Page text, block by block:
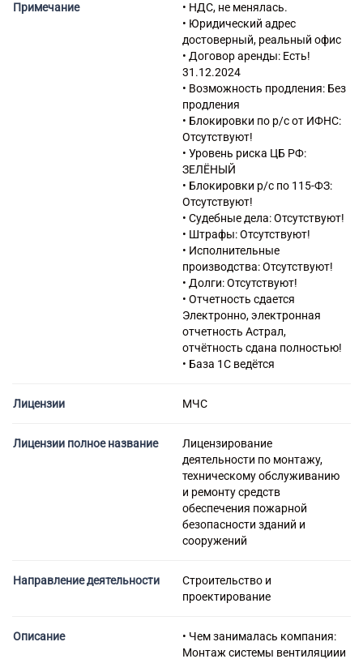
43.12.1 Расчистка территории
строительной площадки
43.12.3 Производство
земляных работ
43.21 Производство
электромонтажных работ
43.29 Производство прочих
строительно-монтажных
работ
43.31 Производство
штукатурных работ
43.33 Работы по устройству
покрытий полов и облицовке
стен
43.34.1 Производство
малярных работ
43.39 Производство прочих
отделочных и завершающих
работ
43.91 Производство
кровельных работ
43.99 Работы строительные
специализированные прочие,
группировки
43.99.2 Работы по установке
строительных лесов и
подмостей
43.99.3 Работы свайные и
работы по строительству
фундаментов
43.99.4 Работы бетонные и
43.99.5 Работы по монтажу
стальных строительных
кирпичные
Примечание
• НДС, не менялась.
• Юридический адрес
достоверный, реальный офис
• Договор аренды: Есть!
31.12.2024
• Возможность продления: Без
продления
• Блокировки по р/с от ИФНС:
Отсутствуют!
• Уровень риска ЦБ РФ:
ЗЕЛЁНЫЙ
• Блокировки р/с по 115-ФЗ:
Отсутствуют!
• Судебные дела: Отсутствуют!
• Штрафы: Отсутствуют!
• Исполнительные
производства: Отсутствуют!
• Долги: Отсутствуют!
• Отчетность сдается
Электронно, электронная
отчетность Астрал,
отчётность сдана полностью!
• База 1С ведётся
Лицензии МЧС
Лицензии полное название
Лицензирование
деятельности по монтажу,
техническому обслуживанию
и ремонту средств
обеспечения пожарной
безопасности зданий и
сооружений
Направление деятельности
Строительство и
проектирование
Описание
• Чем занималась компания:
Монтаж системы вентиляциии